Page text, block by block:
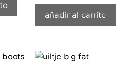
añadir al carrito